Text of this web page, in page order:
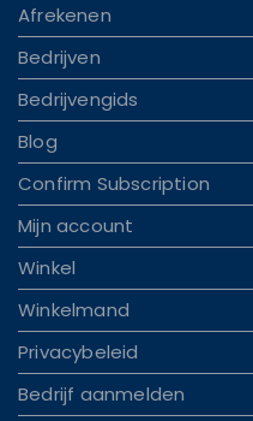
Afrekenen
Bedrijven
Bedrijvengids
Blog
Confirm Subscription
Mijn account
Winkel
Winkelmand
Privacybeleid
Bedrijf aanmelden